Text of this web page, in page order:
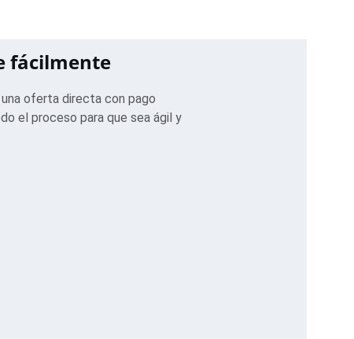
fácilmente
oferta directa con pago
el proceso para que sea ágil y